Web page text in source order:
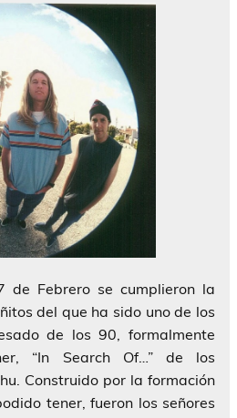
Febrero se cumplieron la
del que ha sido uno de los
de los 90, formalmente
“In Search Of…” de los
Construido por la formación
tener, fueron los señores